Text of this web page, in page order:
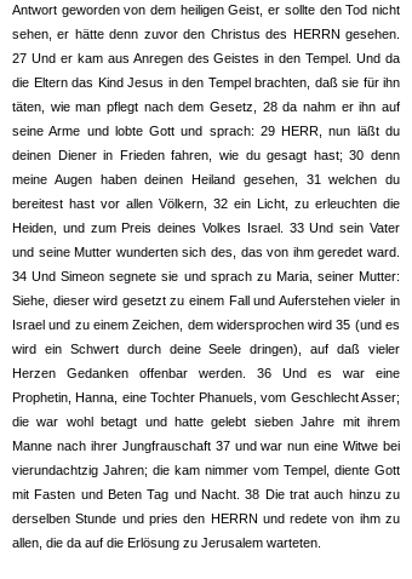
Antwort geworden von dem heiligen Geist, er sollte den Tod nicht
sehen, er hätte denn zuvor den Christus des HERRN gesehen.
27 Und er kam aus Anregen des Geistes in den Tempel. Und da
die Eltern das Kind Jesus in den Tempel brachten, daß sie für ihn
täten, wie man pflegt nach dem Gesetz, 28 da nahm er ihn auf
seine Arme und lobte Gott und sprach: 29 HERR, nun läßt du
deinen Diener in Frieden fahren, wie du gesagt hast; 30 denn
meine Augen haben deinen Heiland gesehen, 31 welchen du
bereitest hast vor allen Völkern, 32 ein Licht, zu erleuchten die
Heiden, und zum Preis deines Volkes Israel. 33 Und sein Vater
und seine Mutter wunderten sich des, das von ihm geredet ward.
34 Und Simeon segnete sie und sprach zu Maria, seiner Mutter:
Siehe, dieser wird gesetzt zu einem Fall und Auferstehen vieler in
Israel und zu einem Zeichen, dem widersprochen wird 35 (und es
wird ein Schwert durch deine Seele dringen), auf daß vieler
Herzen Gedanken offenbar werden. 36 Und es war eine
Prophetin, Hanna, eine Tochter Phanuels, vom Geschlecht Asser;
die war wohl betagt und hatte gelebt sieben Jahre mit ihrem
Manne nach ihrer Jungfrauschaft 37 und war nun eine Witwe bei
vierundachtzig Jahren; die kam nimmer vom Tempel, diente Gott
mit Fasten und Beten Tag und Nacht. 38 Die trat auch hinzu zu
derselben Stunde und pries den HERRN und redete von ihm zu
allen, die da auf die Erlösung zu Jerusalem warteten.